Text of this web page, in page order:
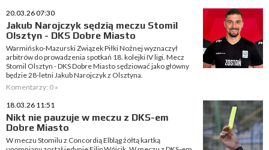
20.03.26 07:30
Jakub Narojczyk sędzią meczu Stomil
Olsztyn - DKS Dobre Miasto
Warmińsko-Mazurski Związek Piłki Nożnej wyznaczył
arbitrów do prowadzenia spotkań 18. kolejki IV ligi. Mecz
Stomil Olsztyn - DKS Dobre Miasto sędziować jako główny
będzie 28-letni Jakub Narojczyk z Olsztyna.
Komentarzy: 0 »
18.03.26 11:51
Nikt nie pauzuje w meczu z DKS-em
Dobre Miasto
W meczu Stomilu z Concordią Elbląg żółtą kartką